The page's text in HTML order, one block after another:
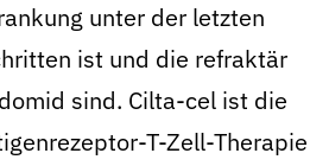
unter der letzten
ist und die refraktär
sind. Cilta-cel ist die
T-Zell-Therapie